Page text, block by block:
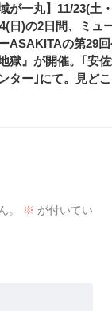
域が一丸】11/23(土
日)の2日間、ミュ
ASAKITAの第29
獄』が開催。｢安
ター｣にて。見ど
。 ※ が付いてい